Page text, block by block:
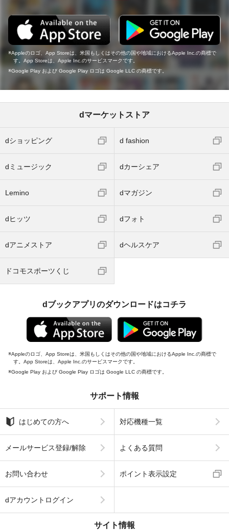
Appleのロゴ、App Storeは、米国もしくはその他の国や地域におけるApple Inc.の商標で
す。App Storeは、Apple Inc.のサービスマークです。
Google Play および Google Play ロゴは Google LLC の商標です。
dマーケットストア
dショッピング d fashion
dミュージック dカーシェア
Lemino dマガジン
dヒッツ dフォト
dアニメストア dヘルスケア
ドコモスポーツくじ
dブックアプリのダウンロードはコチラ
Appleのロゴ、App Storeは、米国もしくはその他の国や地域におけるApple Inc.の商標で
す。App Storeは、Apple Inc.のサービスマークです。
Google Play および Google Play ロゴは Google LLC の商標です。
サポート情報
はじめての方へ 対応機種一覧
メールサービス登録/解除 よくある質問
お問い合わせ ポイント表示設定
dアカウントログイン
サイト情報